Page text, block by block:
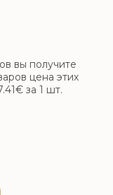
вы получите
цена этих
за 1 шт.